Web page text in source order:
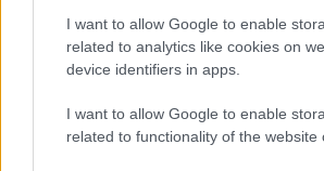
I want to allow Google to enable
related to analytics like cookies on
device identifiers in apps.
I want to allow Google to enable
related to functionality of the website